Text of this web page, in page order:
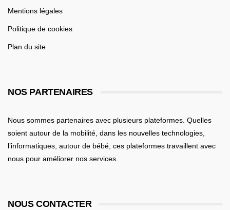
Mentions légales
Politique de cookies
Plan du site
NOS PARTENAIRES
Nous sommes partenaires avec plusieurs plateformes. Quelles
soient autour de la mobilité , dans les nouvelles technologies,
l’informatiques, autour de bébé , ces plateformes travaillent avec
nous pour améliorer nos services.
NOUS CONTACTER